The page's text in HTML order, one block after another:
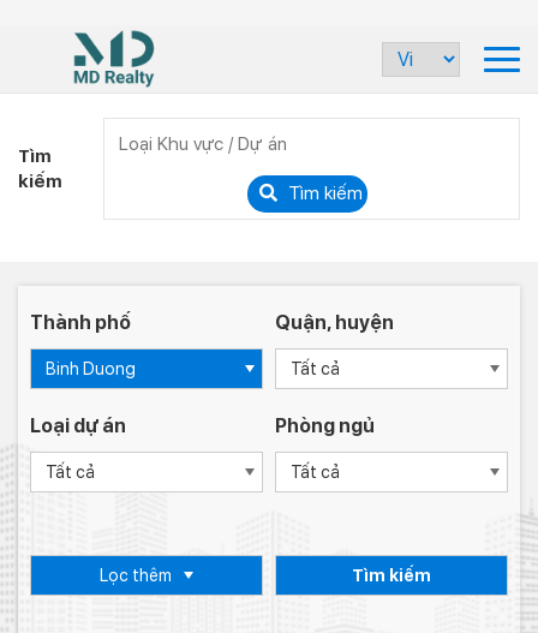
Tìm
kiếm
Tìm kiếm
Thành phố
Binh Duong
Quận, huyện
Tất cả
Loại dự án
Tất cả
Phòng ngủ
Tất cả
Lọc thêm Tìm kiếm